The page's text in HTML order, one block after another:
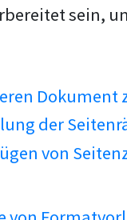
sein,
der
von